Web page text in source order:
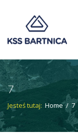
7
Jesteś tutaj: Home / 7